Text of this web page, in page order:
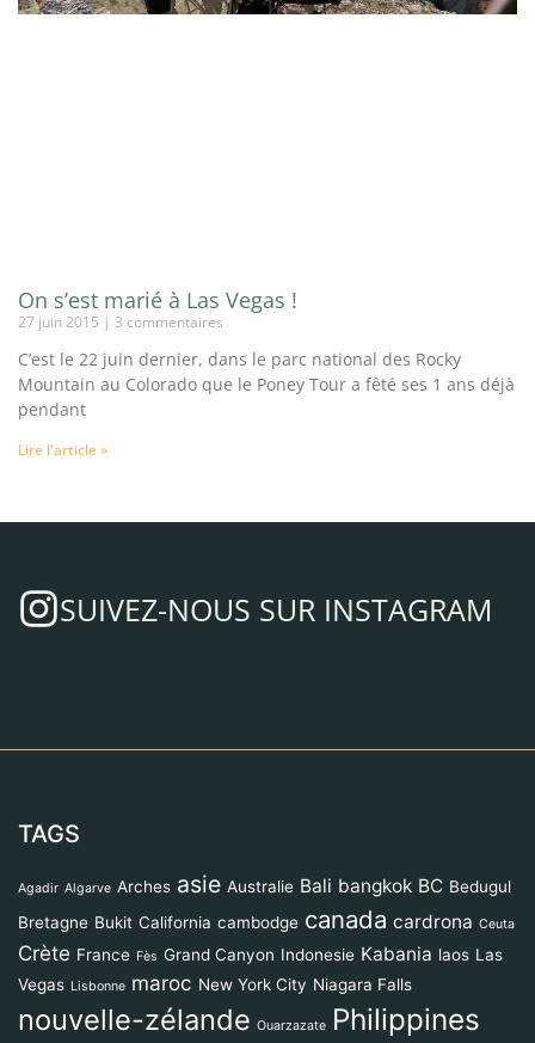
On s’est marié à Las Vegas !
27 juin 2015 3 commentaires
C’est le 22 juin dernier, dans le parc national des Rocky
Mountain au Colorado que le Poney Tour a fêté ses 1 ans déjà
pendant
Lire l'article »
SUIVEZ-NOUS SUR INSTAGRAM
TAGS
Agadir Algarve Arches asie Australie Bali bangkok BC Bedugul
Bretagne Bukit California cambodge canada cardrona Ceuta
Crète France Fès Grand Canyon Indonesie Kabania laos Las
Vegas Lisbonne maroc New York City Niagara Falls
nouvelle-zélande Ouarzazate Philippines